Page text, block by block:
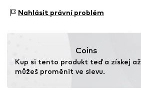
Položka č. ADI9jc7001000015
Funkce: Tlumení
Nahlásit právní problém
Coins
Kup si tento produkt teď a získej až
můžeš proměnit ve slevu.